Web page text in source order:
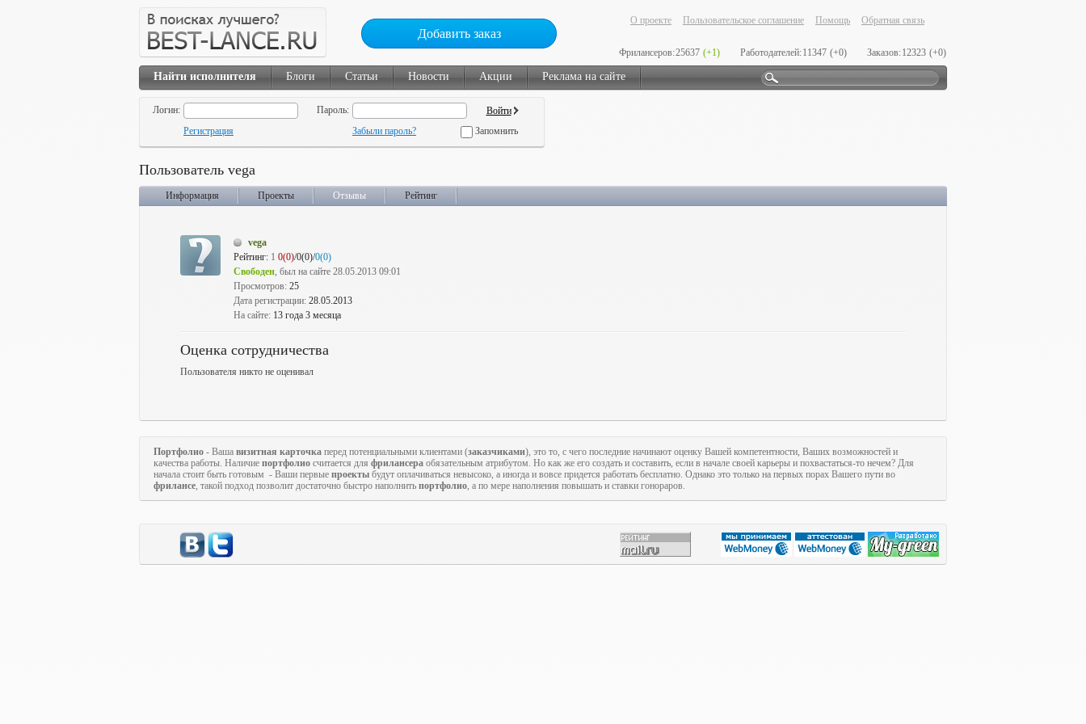
Добавить заказ
О проекте Пользовательское соглашение Помощь Обратная связь
Фрилансеров:25637 (+1) Работодателей:11347 (+0) Заказов:12323 (+0)
Найти исполнителя Блоги Статьи Новости Акции Реклама на сайте
Логин:
Пароль:
Регистрация
Забыли пароль? Запомнить
Пользователь vega
Информация Проекты Отзывы Рейтинг
vega
Рейтинг: 1 0(0)/0(0)/0(0)
Свободен, был на сайте 28.05.2013 09:01
Просмотров: 25
Дата регистрации: 28.05.2013
На сайте: 13 года 3 месяца
Оценка сотрудничества
Пользователя никто не оценивал
Портфолио - Ваша визитная карточка перед потенциальными клиентами (заказчиками), это то, с чего последние начинают оценку Вашей компетентности, Ваших возможностей и
качества работы. Наличие портфолио считается для фрилансера обязательным атрибутом. Но как же его создать и составить, если в начале своей карьеры и похвастаться-то нечем? Для
начала стоит быть готовым - Ваши первые проекты будут оплачиваться невысоко, а иногда и вовсе придется работать бесплатно. Однако это только на первых порах Вашего пути во
фрилансе, такой подход позволит достаточно быстро наполнить портфолио, а по мере наполнения повышать и ставки гонораров.